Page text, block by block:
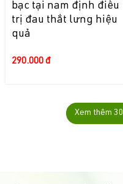
bạc tại nam định điều
trị đau thắt lưng hiệu
quả
290.000 đ
Xem thêm 30